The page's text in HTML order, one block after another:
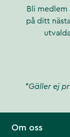
Bli medlem
på ditt
*Gäller ej
Om oss